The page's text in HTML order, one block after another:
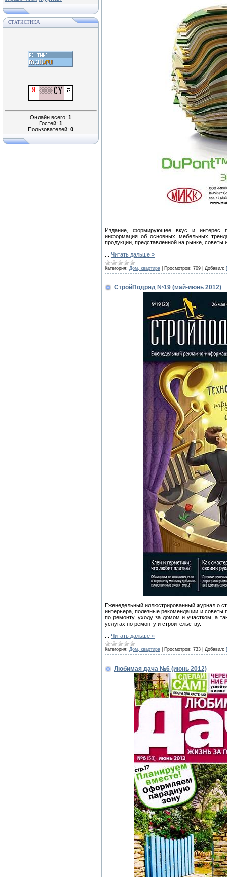
СТАТИСТИКА
Онлайн всего: 1
Гостей: 1
Пользователей: 0
Издание, формирующее вкус и интерес
информация об основных мебельных
продукции, представленной на рынке, советы
Читать дальше »
Категория: Дом, квартира Просмотров: 709 Добавил:
СтройПодряд №19 (май-июнь 2012)
Еженедельный иллюстрированный журнал о
интерьера, полезные рекомендации и
по ремонту, уходу за домом и участком, а
услугах по ремонту и строительству.
Читать дальше »
Категория: Дом, квартира Просмотров: 733 Добавил:
Любимая дача №6 (июнь 2012)